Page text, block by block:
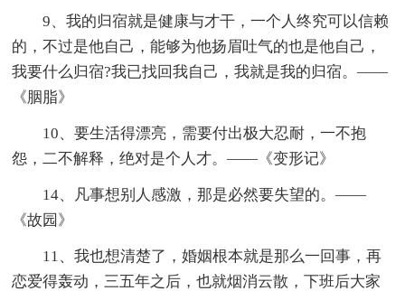
9、我的归宿就是健康与才干，一个人终究可以信赖
的，不过是他自己，能够为他扬眉吐气的也是他自己，
我要什么归宿?我已找回我自己，我就是我的归宿。——
《胭脂》
10、要生活得漂亮，需要付出极大忍耐，一不抱
怨，二不解释，绝对是个人才。——《变形记》
14、凡事想别人感激，那是必然要失望的。——
《故园》
11、我也想清楚了，婚姻根本就是那么一回事，再
恋爱得轰动，三五年之后，也就烟消云散，下班后大家